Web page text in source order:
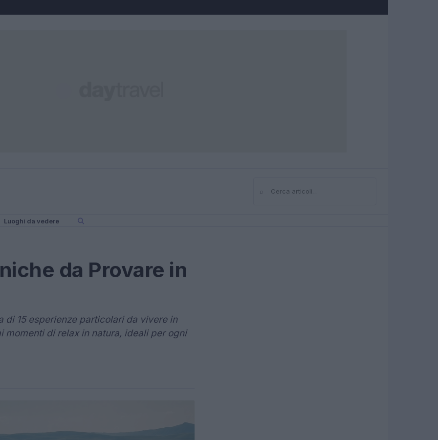
Cerca
Luoghi da vedere
da Provare in
di 15 esperienze particolari da vivere in
momenti di relax in natura, ideali per ogni